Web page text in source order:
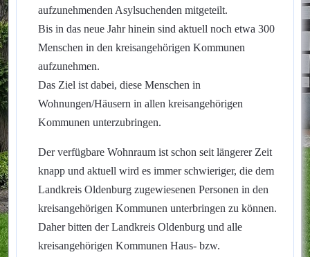
aufzunehmenden Asylsuchenden mitgeteilt.
Bis in das neue Jahr hinein sind aktuell noch etwa 300
Menschen in den kreisangehörigen Kommunen
aufzunehmen.
Das Ziel ist dabei, diese Menschen in
Wohnungen/Häusern in allen kreisangehörigen
Kommunen unterzubringen.
Der verfügbare Wohnraum ist schon seit längerer Zeit
knapp und aktuell wird es immer schwieriger, die dem
Landkreis Oldenburg zugewiesenen Personen in den
kreisangehörigen Kommunen unterbringen zu können.
Daher bitten der Landkreis Oldenburg und alle
kreisangehörigen Kommunen Haus- bzw.